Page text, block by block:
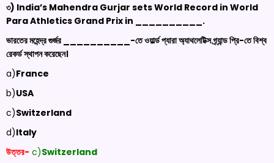
৩) India’s Mahendra Gurjar sets World Record in World
Para Athletics Grand Prix in __________.
ভারতের মহেন্দ্র গুর্জর __________-তে ওয়ার্ল্ড প্যারা অ্যাথলেটিক্স গ্র্যান্ড প্রি-তে বিশ্ব
রেকর্ড স্থাপন করেছেন।
a)France
b)USA
c)Switzerland
d)Italy
উত্তর- c)Switzerland